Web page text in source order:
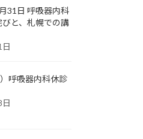
31日 呼吸器内科
と、札幌での講
呼吸器内科休診